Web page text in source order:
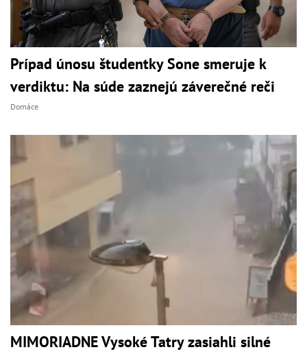
Prípad únosu študentky Sone smeruje k
verdiktu: Na súde zaznejú záverečné reči
Domáce
MIMORIADNE Vysoké Tatry zasiahli silné